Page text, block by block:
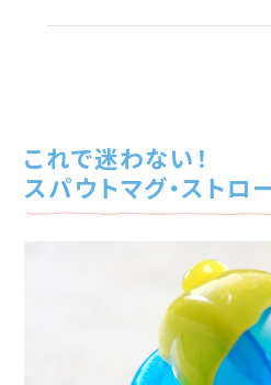
これで迷わない！
スパウトマグ・ストロ